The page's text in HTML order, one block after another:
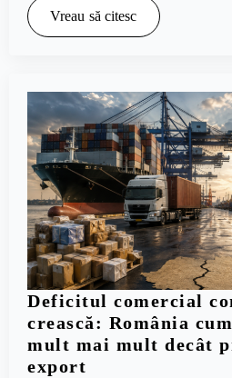
Vreau să citesc
Deficitul comercial
crească: România
mult mai mult decât
export